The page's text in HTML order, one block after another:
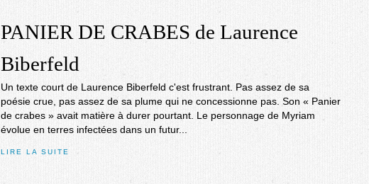
PANIER DE CRABES de Laurence
Biberfeld
Un texte court de Laurence Biberfeld c'est frustrant. Pas assez de sa
poésie crue, pas assez de sa plume qui ne concessionne pas. Son « Panier
de crabes » avait matière à durer pourtant. Le personnage de Myriam
évolue en terres infectées dans un futur...
LIRE LA SUITE